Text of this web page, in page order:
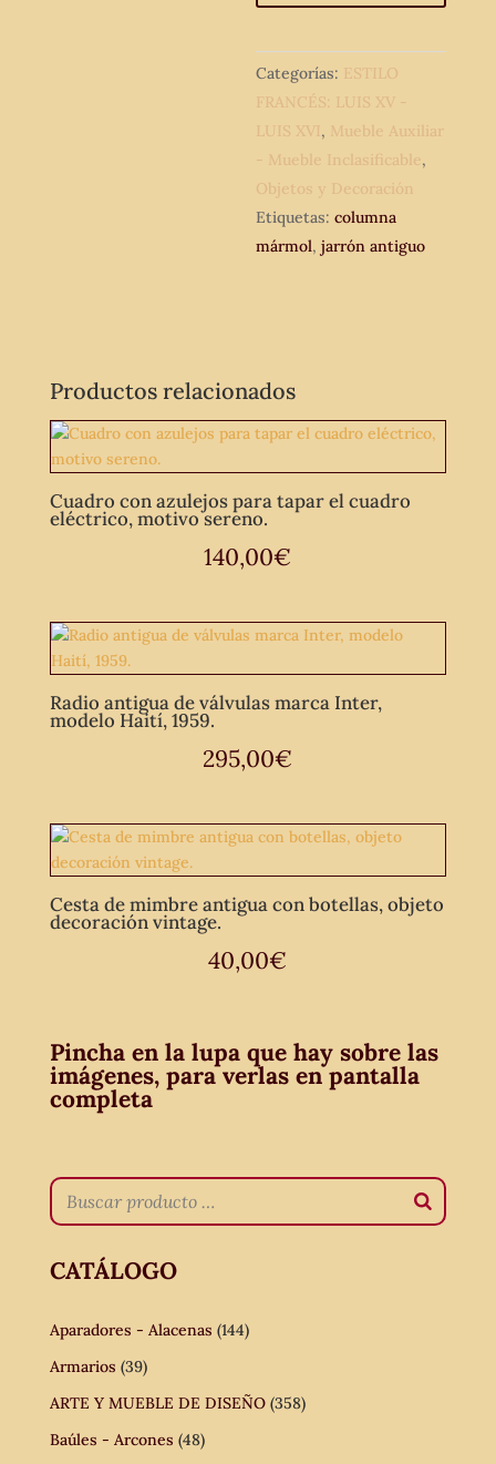
jarrón
Luis
XV.
cantidad
Categorías: ESTILO
FRANCÉS: LUIS XV -
LUIS XVI, Mueble Auxiliar
- Mueble Inclasificable,
Objetos y Decoración
Etiquetas:columna
mármol,jarrón antiguo
Productos relacionados
Cuadro con azulejos para tapar el cuadro
eléctrico, motivo sereno.
140,00€
Radio antigua de válvulas marca Inter,
modelo Haití, 1959.
295,00€
Cesta de mimbre antigua con botellas, objeto
decoración vintage.
40,00€
Pincha en la lupa que hay sobre las
imágenes, para verlas en pantalla
completa
CATÁLOGO
Aparadores - Alacenas (144)
Armarios (39)
ARTE Y MUEBLE DE DISEÑO (358)
Baúles - Arcones (48)